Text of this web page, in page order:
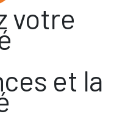
votre
et la